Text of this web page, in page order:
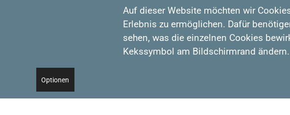
Auf dieser Website möchten wir
Erlebnis zu ermöglichen. Dafür
sehen, was die einzelnen Cookies
Kekssymbol am Bildschirmrand ändern.
Optionen